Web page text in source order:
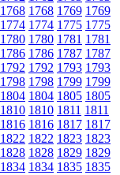
1768 1768 1769 1769
1774 1774 1775 1775
1780 1780 1781 1781
1786 1786 1787 1787
1792 1792 1793 1793
1798 1798 1799 1799
1804 1804 1805 1805
1810 1810 1811 1811
1816 1816 1817 1817
1822 1822 1823 1823
1828 1828 1829 1829
1834 1834 1835 1835